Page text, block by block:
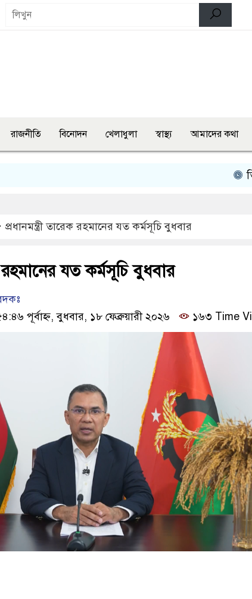
রাজনীতি বিনোদন খেলাধুলা স্বাস্থ্য আমাদের কথা
তিন
প্রধানমন্ত্রী তারেক রহমানের যত কর্মসূচি বুধবার
রহমানের যত কর্মসূচি বুধবার
পূর্বাহ্ন, বুধবার, ১৮ ফেব্রুয়ারী ২০২৬
১৬৩ Time